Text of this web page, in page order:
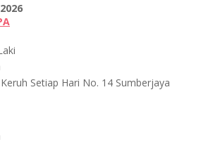
Keruh Setiap Hari No. 14 Sumberjaya